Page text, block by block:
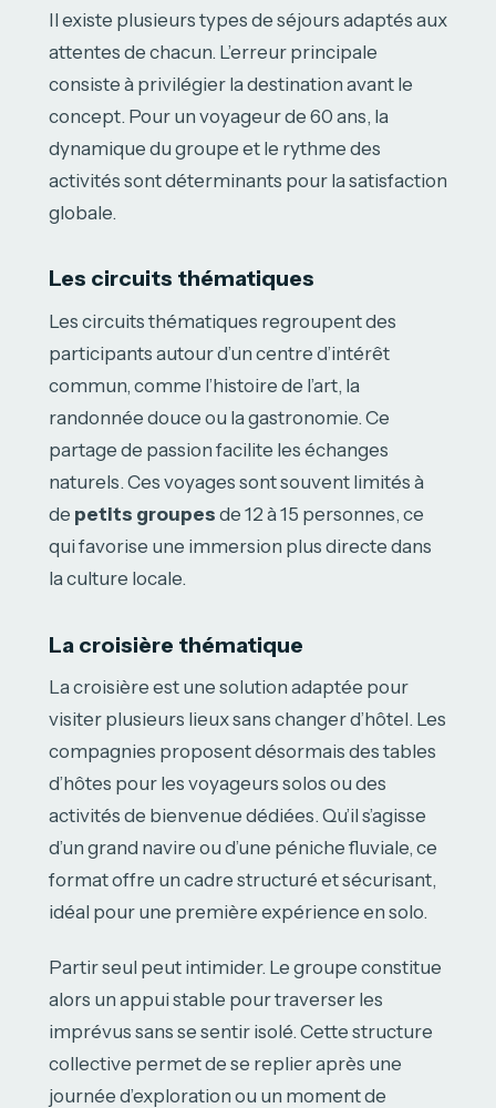
Il existe plusieurs types de séjours adaptés aux
attentes de chacun. L’erreur principale
consiste à privilégier la destination avant le
concept. Pour un voyageur de 60 ans, la
dynamique du groupe et le rythme des
activités sont déterminants pour la satisfaction
globale.
Les circuits thématiques
Les circuits thématiques regroupent des
participants autour d’un centre d’intérêt
commun, comme l’histoire de l’art, la
randonnée douce ou la gastronomie. Ce
partage de passion facilite les échanges
naturels. Ces voyages sont souvent limités à
de petits groupes de 12 à 15 personnes, ce
qui favorise une immersion plus directe dans
la culture locale.
La croisière thématique
La croisière est une solution adaptée pour
visiter plusieurs lieux sans changer d’hôtel. Les
compagnies proposent désormais des tables
d’hôtes pour les voyageurs solos ou des
activités de bienvenue dédiées. Qu’il s’agisse
d’un grand navire ou d’une péniche fluviale, ce
format offre un cadre structuré et sécurisant,
idéal pour une première expérience en solo.
Partir seul peut intimider. Le groupe constitue
alors un appui stable pour traverser les
imprévus sans se sentir isolé. Cette structure
collective permet de se replier après une
journée d’exploration ou un moment de